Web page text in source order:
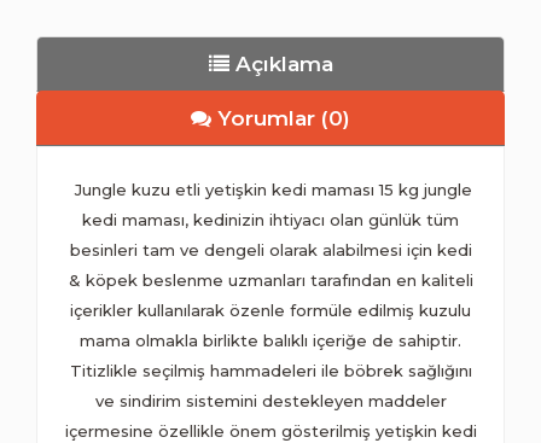
Açıklama
Yorumlar (0)
Jungle kuzu etli yetişkin kedi maması 15 kg jungle
kedi maması, kedinizin ihtiyacı olan günlük tüm
besinleri tam ve dengeli olarak alabilmesi için kedi
& köpek beslenme uzmanları tarafından en kaliteli
içerikler kullanılarak özenle formüle edilmiş kuzulu
mama olmakla birlikte balıklı içeriğe de sahiptir.
Titizlikle seçilmiş hammadeleri ile böbrek sağlığını
ve sindirim sistemini destekleyen maddeler
içermesine özellikle önem gösterilmiş yetişkin kedi